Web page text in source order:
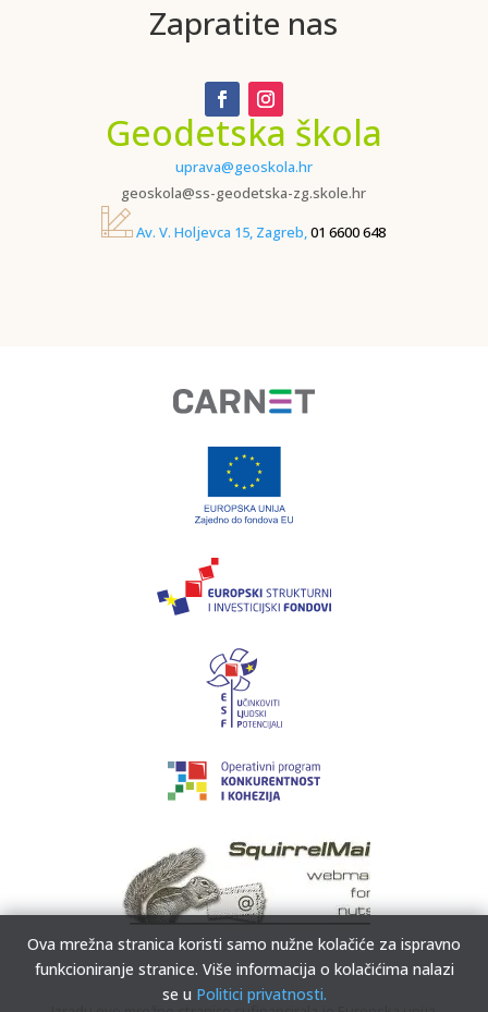
Zapratite nas
Geodetska škola
uprava@geoskola.hr
geoskola@ss-geodetska-zg.skole.hr
Av. V. Holjevca 15, Zagreb,01 6600 648
Ova mrežna stranica koristi samo nužne kolačiće za ispravno
funkcioniranje stranice. Više informacija o kolačićima nalazi
se u Politici privatnosti.